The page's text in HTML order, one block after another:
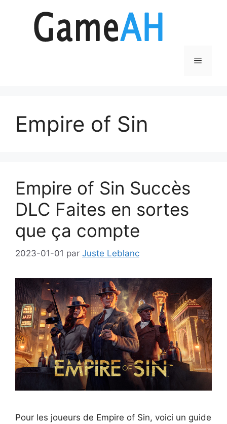
Menu
Empire of Sin
Empire of Sin Succès
DLC Faites en sortes
que ça compte
2023-01-01 par Juste Leblanc
Pour les joueurs de Empire of Sin, voici un guide